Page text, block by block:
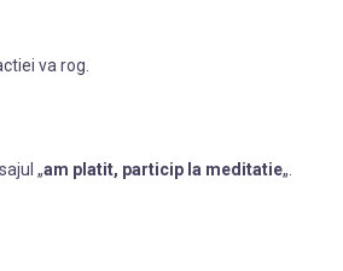
va rog.
„am platit, particip la meditatie„.